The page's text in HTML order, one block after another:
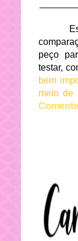
peço
testar,
bem
meio de